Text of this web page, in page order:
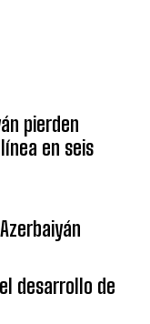
pierden
en seis
desarrollo de